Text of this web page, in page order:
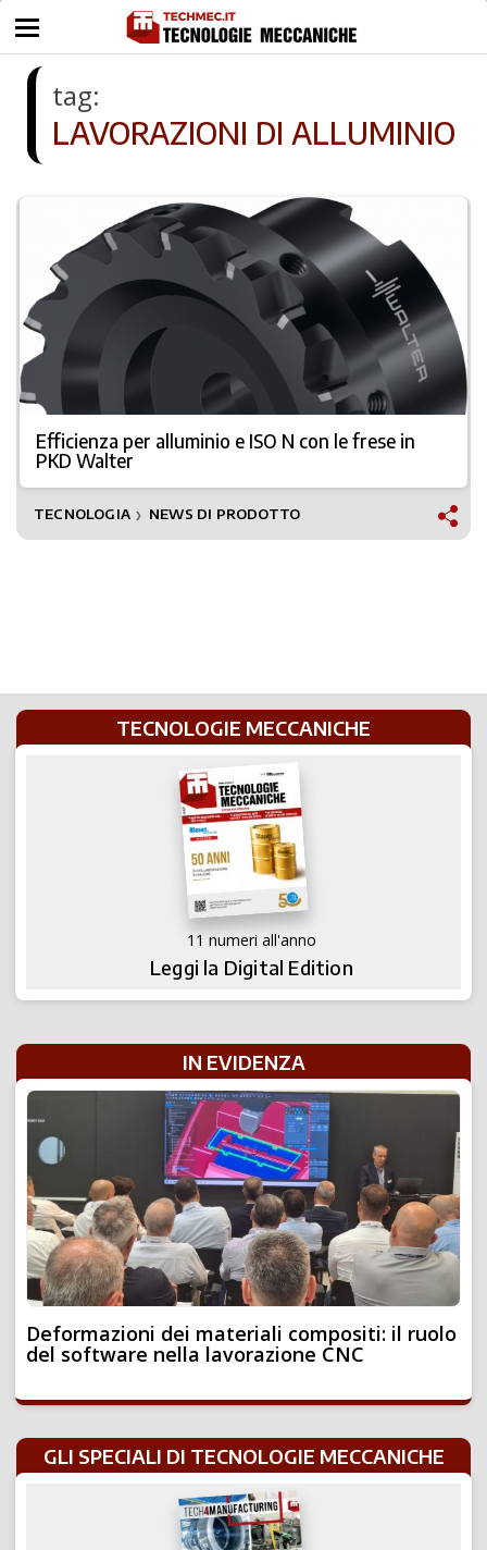
tag:
LAVORAZIONI DI ALLUMINIO
Efficienza per alluminio e ISO N con le frese in
PKD Walter
TECNOLOGIA ❯ NEWS DI PRODOTTO
TECNOLOGIE MECCANICHE
11 numeri all'anno
Leggi la Digital Edition
IN EVIDENZA
Deformazioni dei materiali compositi: il ruolo
del software nella lavorazione CNC
GLI SPECIALI DI TECNOLOGIE MECCANICHE